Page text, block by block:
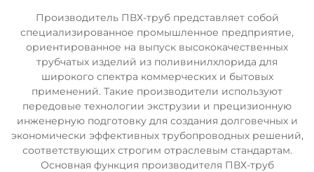
Производитель ПВХ-труб представляет собой
специализированное промышленное предприятие,
ориентированное на выпуск высококачественных
трубчатых изделий из поливинилхлорида для
широкого спектра коммерческих и бытовых
применений. Такие производители используют
передовые технологии экструзии и прецизионную
инженерную подготовку для создания долговечных и
экономически эффективных трубопроводных решений,
соответствующих строгим отраслевым стандартам.
Основная функция производителя ПВХ-труб